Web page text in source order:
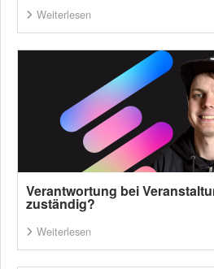
Weiterlesen
Verantwortung bei
zuständig?
Weiterlesen